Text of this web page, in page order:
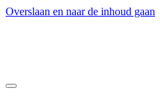
Overslaan en naar de inhoud gaan